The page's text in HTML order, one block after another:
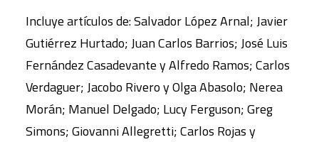
Incluye artículos de: Salvador López Arnal; Javier
Gutiérrez Hurtado; Juan Carlos Barrios; José Luis
Fernández Casadevante y Alfredo Ramos; Carlos
Verdaguer; Jacobo Rivero y Olga Abasolo; Nerea
Morán; Manuel Delgado; Lucy Ferguson; Greg
Simons; Giovanni Allegretti; Carlos Rojas y